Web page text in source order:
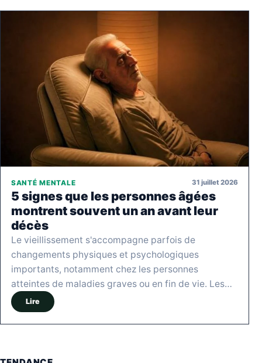
SANTÉ MENTALE 31 juillet 2026
5 signes que les personnes âgées
montrent souvent un an avant leur
décès
Le vieillissement s'accompagne parfois de
changements physiques et psychologiques
importants, notamment chez les personnes
atteintes de maladies graves ou en fin de vie. Les…
Lire